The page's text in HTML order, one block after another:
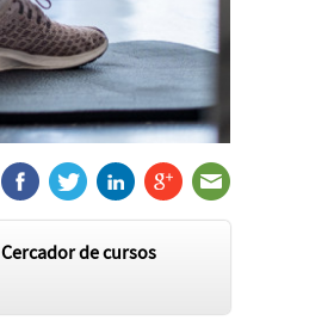
Cercador de cursos